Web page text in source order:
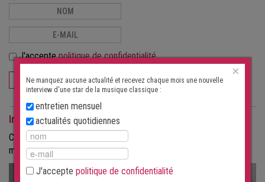
J'acceptepolitique de confidentialité
S'ABONNER
Interviews comme magazine
Commandez les interviews au format papier, sous forme de
magazine.
×
Ne manquez aucune actualité et recevez chaque mois une nouvelle
interview d'une star de la musique classique :
entretien mensuel
actualités quotidiennes
J'accepte politique de confidentialité